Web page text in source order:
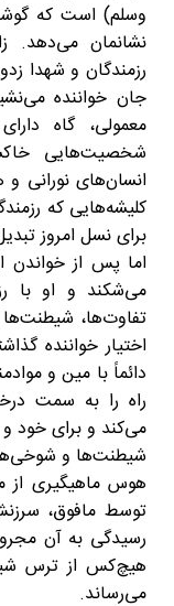
وسلم) است که
نشانمان می‌دهد.
رزمندگان و شهدا
جان خواننده
معمولی، گاه
شخصیت‌هایی
انسان‌های نورانی
کلیشه‌هایی که
برای نسل امروز تبدیل
اما پس از خواندن
می‌شکند و او با
تفاوت‌ها، شیطنت‌ها
اختیار خواننده
دائماً با مین و
راه را به سمت
می‌کند و برای خود و
شیطنت‌ها و
هوس ماهیگیری
توسط مافوق،
رسیدگی به آن
هیچ‌کس از ترس
می‌رساند.